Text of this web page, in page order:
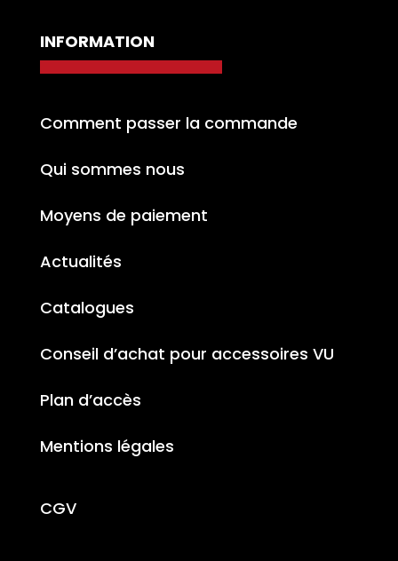
INFORMATION
Comment passer la commande
Qui sommes nous
Moyens de paiement
Actualités
Catalogues
Conseil d’achat pour accessoires VU
Plan d’accès
Mentions légales
CGV